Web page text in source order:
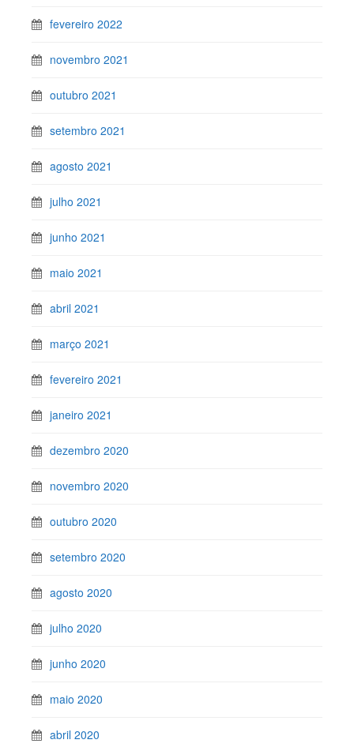
fevereiro 2022
novembro 2021
outubro 2021
setembro 2021
agosto 2021
julho 2021
junho 2021
maio 2021
abril 2021
março 2021
fevereiro 2021
janeiro 2021
dezembro 2020
novembro 2020
outubro 2020
setembro 2020
agosto 2020
julho 2020
junho 2020
maio 2020
abril 2020